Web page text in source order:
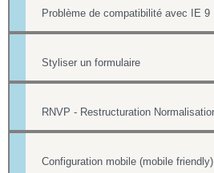
Problème de compatibilité avec IE 9
Styliser un formulaire
Configuration mobile (mobile friendly)